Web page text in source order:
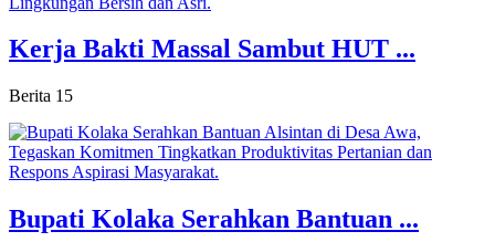
Kerja Bakti Massal Sambut HUT ...
Berita 15
Bupati Kolaka Serahkan Bantuan ...